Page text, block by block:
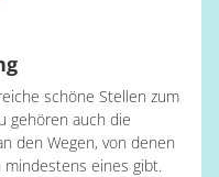
schöne Stellen zum
gehören auch die
den Wegen, von denen
eines gibt.